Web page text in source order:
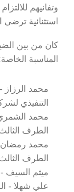
استثنائية ترضي
المناسبة
التنفيذي
الطرف
الطرف
ميثم السيف
علي شهلا -